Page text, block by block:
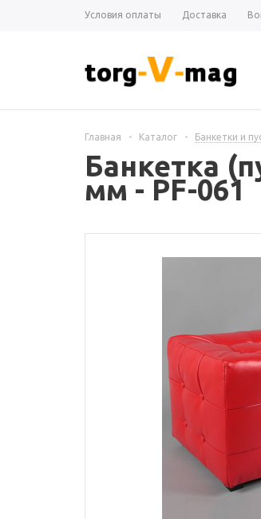
Условия оплаты Доставка
Главная - Каталог - Банкетки и
Банкетка
мм - PF-061